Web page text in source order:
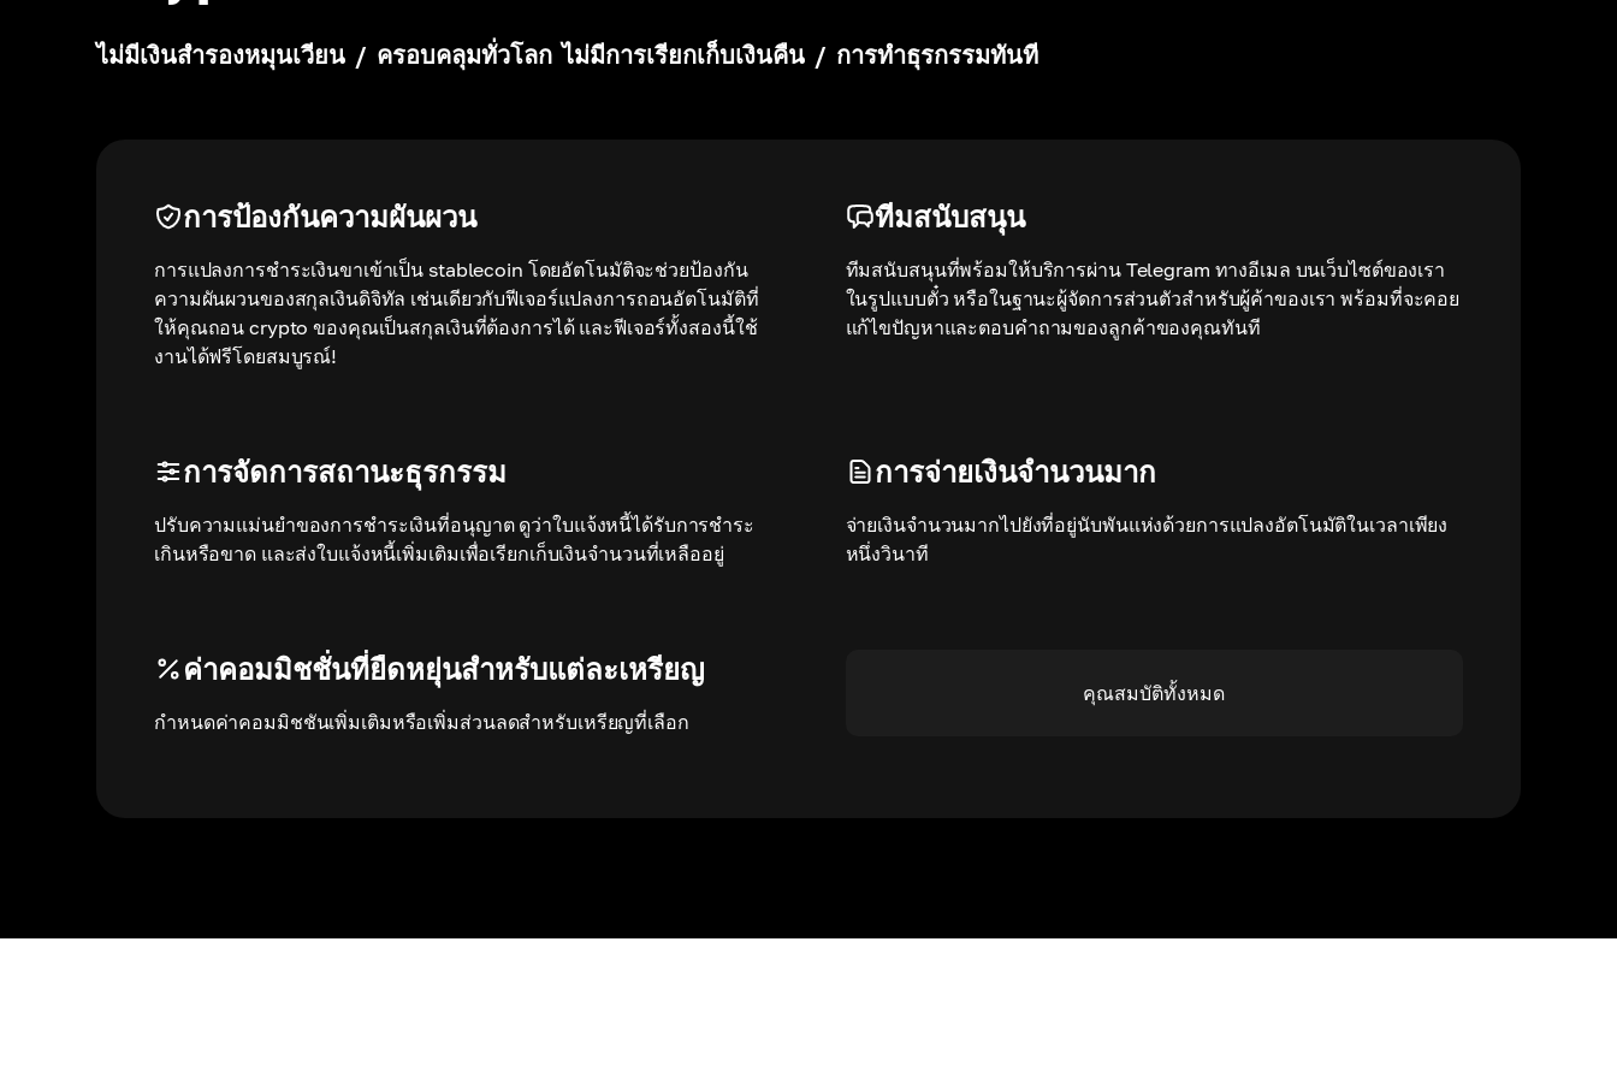
ไม่มีเงินสำรองหมุนเวียน / ครอบคลุมทั่วโลก ไม่มีการเรียกเก็บเงินคืน / การทำธุรกรรมทันที
การป้องกันความผันผวน
การแปลงการชำระเงินขาเข้าเป็น stablecoin โดยอัตโนมัติจะช่วยป้องกัน
ความผันผวนของสกุลเงินดิจิทัล เช่นเดียวกับฟีเจอร์แปลงการถอนอัตโนมัติที่
ให้คุณถอน crypto ของคุณเป็นสกุลเงินที่ต้องการได้ และฟีเจอร์ทั้งสองนี้ใช้
งานได้ฟรีโดยสมบูรณ์!
ทีมสนับสนุน
ทีมสนับสนุนที่พร้อมให้บริการผ่าน Telegram ทางอีเมล บนเว็บไซต์ของเรา
ในรูปแบบตั๋ว หรือในฐานะผู้จัดการส่วนตัวสำหรับผู้ค้าของเรา พร้อมที่จะคอย
แก้ไขปัญหาและตอบคำถามของลูกค้าของคุณทันที
การจัดการสถานะธุรกรรม
ปรับความแม่นยำของการชำระเงินที่อนุญาต ดูว่าใบแจ้งหนี้ได้รับการชำระ
เกินหรือขาด และส่งใบแจ้งหนี้เพิ่มเติมเพื่อเรียกเก็บเงินจำนวนที่เหลืออยู่
การจ่ายเงินจำนวนมาก
จ่ายเงินจำนวนมากไปยังที่อยู่นับพันแห่งด้วยการแปลงอัตโนมัติในเวลาเพียง
หนึ่งวินาที
ค่าคอมมิชชั่นที่ยืดหยุ่นสำหรับแต่ละเหรียญ
กำหนดค่าคอมมิชชันเพิ่มเติมหรือเพิ่มส่วนลดสำหรับเหรียญที่เลือก
คุณสมบัติทั้งหมด